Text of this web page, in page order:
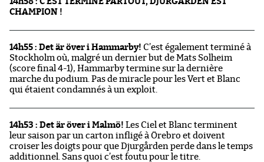
CHAMPION !
14h55 : Det är över i Hammarby! C’est également terminé à
Stockholm où, malgré un dernier but de Mats Solheim
(score final 4-1), Hammarby termine sur la dernière
marche du podium. Pas de miracle pour les Vert et Blanc
qui étaient condamnés à un exploit.
14h53 : Det är över i Malmö! Les Ciel et Blanc terminent
leur saison par un carton infligé à Örebro et doivent
croiser les doigts pour que Djurgården perde dans le temps
additionnel. Sans quoi c’est foutu pour le titre.